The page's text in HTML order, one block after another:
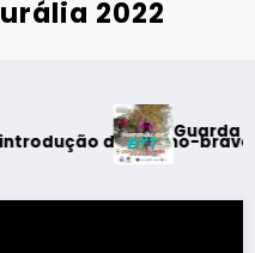
2022
de coelho-bravo em
Guarda desafia